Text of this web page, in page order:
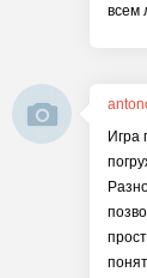
всем
Игра